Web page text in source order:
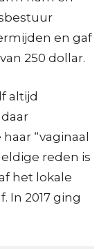
en gaf
250 dollar.
altijd
“vaginaal
reden is
het lokale
In 2017 ging